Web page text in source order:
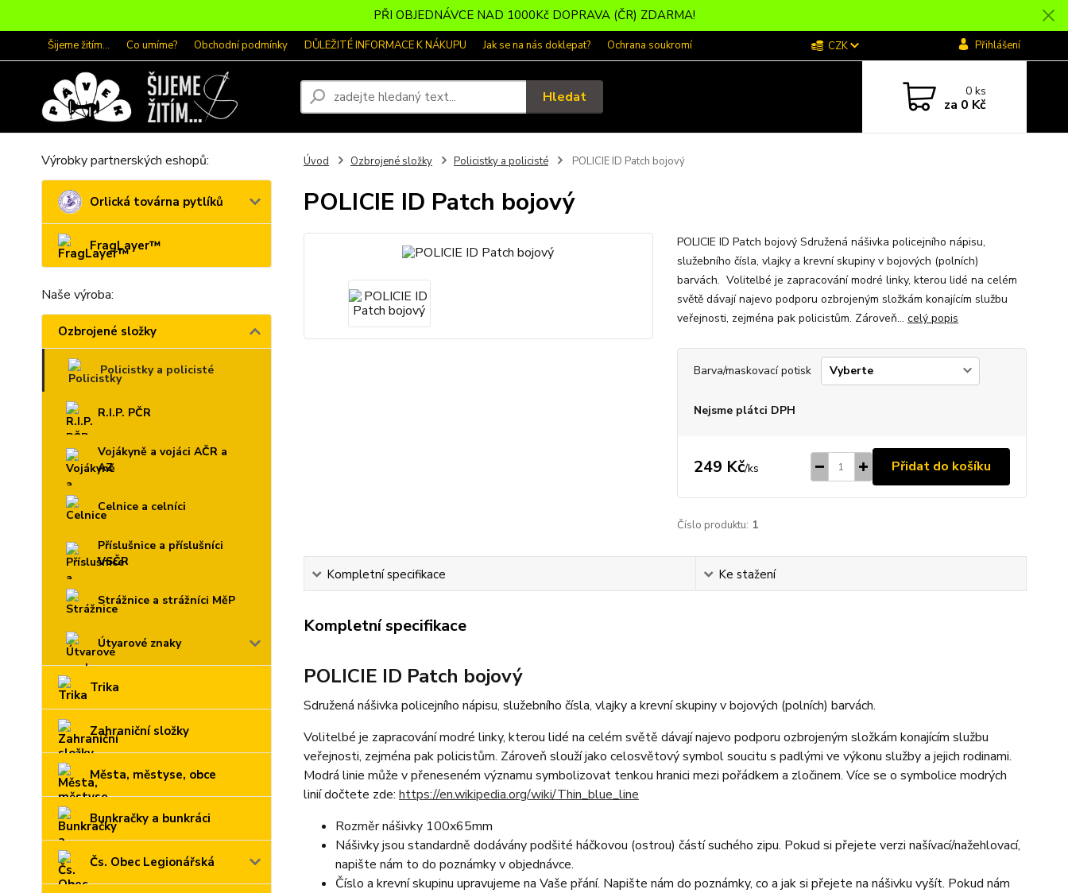
PŘI OBJEDNÁVCE NAD 1000Kč DOPRAVA (ČR) ZDARMA!
Šijeme žitím... Co umíme? Obchodní podmínky DŮLEŽITÉ INFORMACE K NÁKUPU Jak se na nás doklepat? Ochrana soukromí CZK Přihlášení
Hledat 0ks
za 0 Kč
Výrobky partnerských eshopů:
Orlická továrna pytlíků
FragLayer™
Naše výroba:
Ozbrojené složky
Policistky a policisté
R.I.P. PČR
Vojákyně a vojáci AČR a
AZ
Celnice a celníci
Příslušnice a příslušníci
VSČR
Strážnice a strážníci MěP
Útvarové znaky
Trika
Zahraniční složky
Města, městyse, obce
Bunkračky a bunkráci
Čs. Obec Legionářská
Úvod Ozbrojené složky Policistky a policisté POLICIE ID Patch bojový
POLICIE ID Patch bojový
POLICIE ID Patch bojový Sdružená nášivka policejního nápisu,
služebního čísla, vlajky a krevní skupiny v bojových (polních)
barvách. Volitelbé je zapracování modré linky, kterou lidé na celém
světě dávají najevo podporu ozbrojeným složkám konajícím službu
veřejnosti, zejména pak policistům. Zároveň... celý popis
Barva/maskovací potisk
Nejsme plátci DPH
249 Kč/ks Přidat do košíku
Číslo produktu: 1
Kompletní specifikace Ke stažení
Kompletní specifikace
POLICIE ID Patch bojový
Sdružená nášivka policejního nápisu, služebního čísla, vlajky a krevní skupiny v bojových (polních) barvách.
Volitelbé je zapracování modré linky, kterou lidé na celém světě dávají najevo podporu ozbrojeným složkám konajícím službu
veřejnosti, zejména pak policistům. Zároveň slouží jako celosvětový symbol soucitu s padlými ve výkonu služby a jejich rodinami.
Modrá linie může v přeneseném významu symbolizovat tenkou hranici mezi pořádkem a zločinem. Více se o symbolice modrých
linií dočtete zde: https://en.wikipedia.org/wiki/Thin_blue_line
Rozměr nášivky 100x65mm
Nášivky jsou standardně dodávány podšité háčkovou (ostrou) částí suchého zipu. Pokud si přejete verzi našívací/nažehlovací,
napište nám to do poznámky v objednávce.
Číslo a krevní skupinu upravujeme na Vaše přání. Napište nám do poznámky, co a jak si přejete na nášivku vyšít. Pokud nám